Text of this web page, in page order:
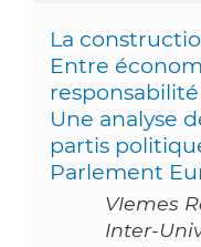
La
Entre
Une analyse
partis
Parlement
VIemes
Inter-